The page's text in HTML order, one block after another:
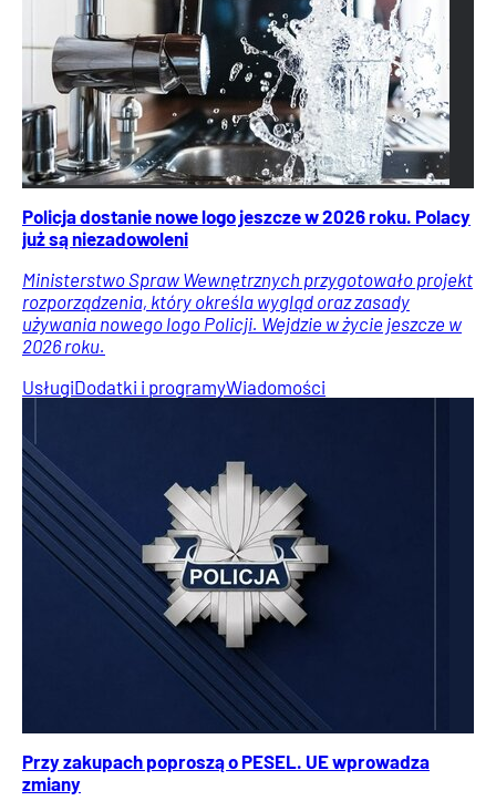
Policja dostanie nowe logo jeszcze w 2026 roku. Polacy
już są niezadowoleni
Ministerstwo Spraw Wewnętrznych przygotowało projekt
rozporządzenia, który określa wygląd oraz zasady
używania nowego logo Policji. Wejdzie w życie jeszcze w
2026 roku.
UsługiDodatki i programyWiadomości
Przy zakupach poproszą o PESEL. UE wprowadza
zmiany